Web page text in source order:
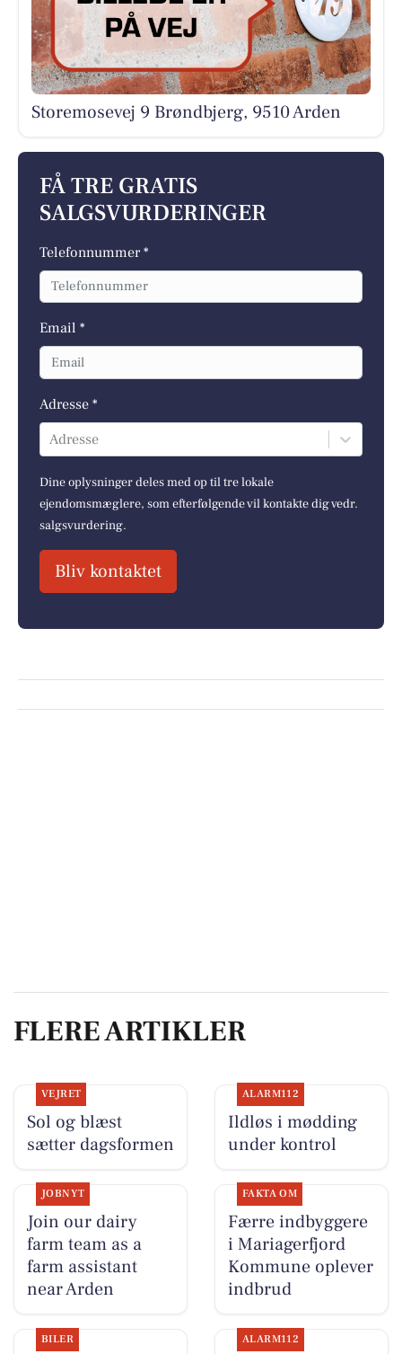
Storemosevej 9 Brøndbjerg, 9510 Arden
FÅ TRE GRATIS
SALGSVURDERINGER
Telefonnummer *
Email *
Adresse *
Adresse
Dine oplysninger deles med op til tre lokale
ejendomsmæglere, som efterfølgende vil kontakte dig vedr.
salgsvurdering.
Bliv kontaktet
FLERE ARTIKLER
VEJRET
Sol og blæst
sætter dagsformen
ALARM112
Ildløs i mødding
under kontrol
JOBNYT
Join our dairy
farm team as a
farm assistant
near Arden
FAKTA OM
Færre indbyggere
i Mariagerfjord
Kommune oplever
indbrud
BILER ALARM112